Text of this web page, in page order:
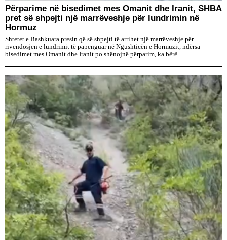
Përparime në bisedimet mes Omanit dhe Iranit, SHBA
pret së shpejti një marrëveshje për lundrimin në
Hormuz
Shtetet e Bashkuara presin që së shpejti të arrihet një marrëveshje për
rivendosjen e lundrimit të papenguar në Ngushticën e Hormuzit, ndërsa
bisedimet mes Omanit dhe Iranit po shënojnë përparim, ka bërë